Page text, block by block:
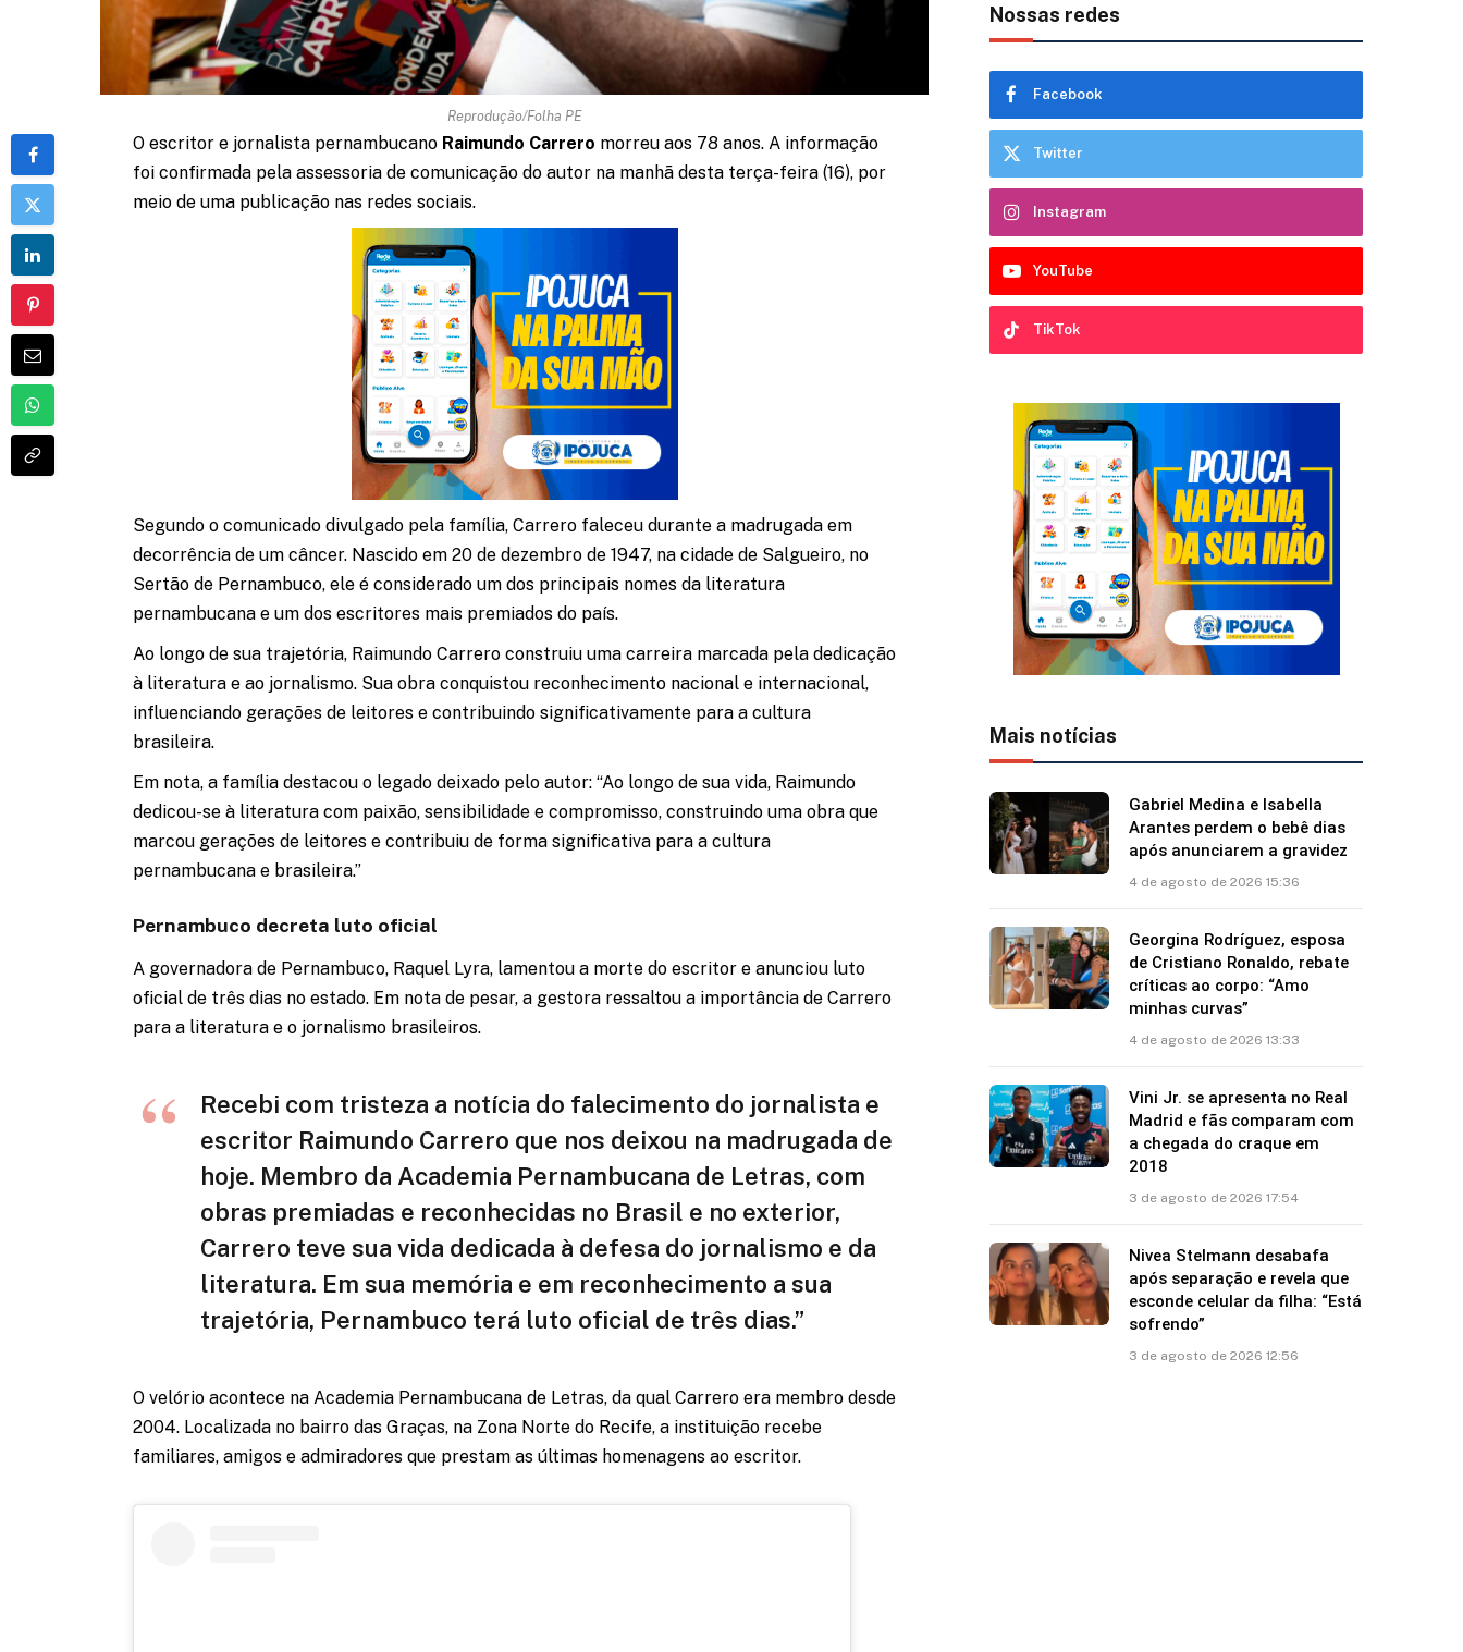
Reprodução/Folha PE
O escritor e jornalista pernambucano Raimundo Carrero morreu aos 78 anos. A informação
foi confirmada pela assessoria de comunicação do autor na manhã desta terça-feira (16), por
meio de uma publicação nas redes sociais.
Segundo o comunicado divulgado pela família, Carrero faleceu durante a madrugada em
decorrência de um câncer. Nascido em 20 de dezembro de 1947, na cidade de Salgueiro, no
Sertão de Pernambuco, ele é considerado um dos principais nomes da literatura
pernambucana e um dos escritores mais premiados do país.
Ao longo de sua trajetória, Raimundo Carrero construiu uma carreira marcada pela dedicação
à literatura e ao jornalismo. Sua obra conquistou reconhecimento nacional e internacional,
influenciando gerações de leitores e contribuindo significativamente para a cultura
brasileira.
Em nota, a família destacou o legado deixado pelo autor: “Ao longo de sua vida, Raimundo
dedicou-se à literatura com paixão, sensibilidade e compromisso, construindo uma obra que
marcou gerações de leitores e contribuiu de forma significativa para a cultura
pernambucana e brasileira.”
Pernambuco decreta luto oficial
A governadora de Pernambuco, Raquel Lyra, lamentou a morte do escritor e anunciou luto
oficial de três dias no estado. Em nota de pesar, a gestora ressaltou a importância de Carrero
para a literatura e o jornalismo brasileiros.
Recebi com tristeza a notícia do falecimento do jornalista e
escritor Raimundo Carrero que nos deixou na madrugada de
hoje. Membro da Academia Pernambucana de Letras, com
obras premiadas e reconhecidas no Brasil e no exterior,
Carrero teve sua vida dedicada à defesa do jornalismo e da
literatura. Em sua memória e em reconhecimento a sua
trajetória, Pernambuco terá luto oficial de três dias.”
O velório acontece na Academia Pernambucana de Letras, da qual Carrero era membro desde
2004. Localizada no bairro das Graças, na Zona Norte do Recife, a instituição recebe
familiares, amigos e admiradores que prestam as últimas homenagens ao escritor.
Nossas redes
Facebook
Twitter
Instagram
YouTube
TikTok
Mais notícias
Gabriel Medina e Isabella
Arantes perdem o bebê dias
após anunciarem a gravidez
4 de agosto de 2026 15:36
Georgina Rodríguez, esposa
de Cristiano Ronaldo, rebate
críticas ao corpo: “Amo
minhas curvas”
4 de agosto de 2026 13:33
Vini Jr. se apresenta no Real
Madrid e fãs comparam com
a chegada do craque em
2018
3 de agosto de 2026 17:54
Nivea Stelmann desabafa
após separação e revela que
esconde celular da filha: “Está
sofrendo”
3 de agosto de 2026 12:56